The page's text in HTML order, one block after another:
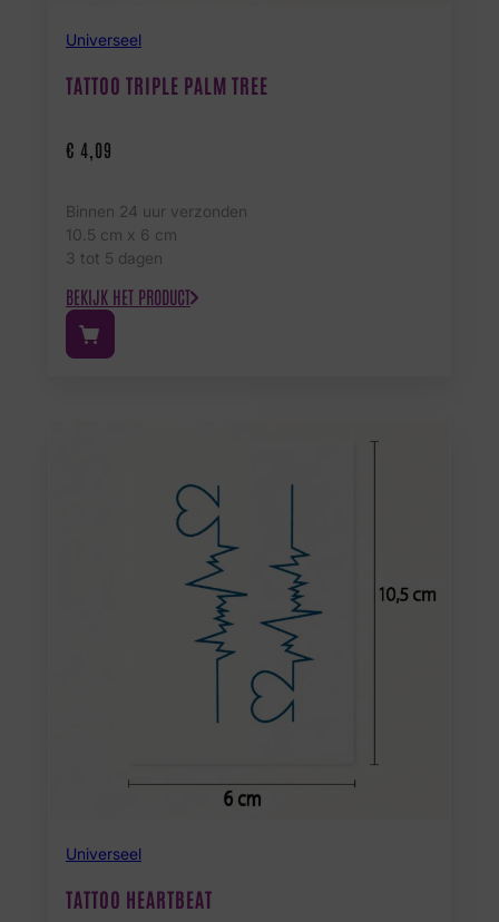
Universeel
TATTOO TRIPLE PALM TREE
€ 4,09
Binnen 24 uur verzonden
10.5 cm x 6 cm
3 tot 5 dagen
BEKIJK HET PRODUCT
Universeel
TATTOO HEARTBEAT